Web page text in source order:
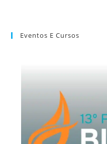
Eventos E Cursos